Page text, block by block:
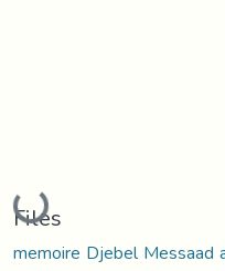
Loading...
Files
memoire Djebel Messaad